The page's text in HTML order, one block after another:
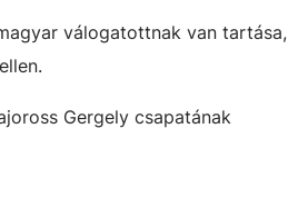
válogatottnak van tartása,
Gergely csapatának